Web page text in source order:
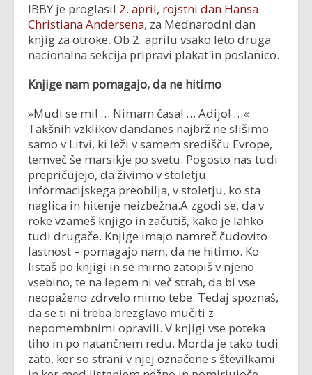
IBBY je proglasil 2. april, rojstni dan Hansa
Christiana Andersena, za Mednarodni dan
knjig za otroke. Ob 2. aprilu vsako leto druga
nacionalna sekcija pripravi plakat in poslanico.
Knjige nam pomagajo, da ne hitimo
»Mudi se mi! … Nimam časa! … Adijo! …«
Takšnih vzklikov dandanes najbrž ne slišimo
samo v Litvi, ki leži v samem središču Evrope,
temveč še marsikje po svetu. Pogosto nas tudi
prepričujejo, da živimo v stoletju
informacijskega preobilja, v stoletju, ko sta
naglica in hitenje neizbežna.A zgodi se, da v
roke vzameš knjigo in začutiš, kako je lahko
tudi drugače. Knjige imajo namreč čudovito
lastnost – pomagajo nam, da ne hitimo. Ko
listaš po knjigi in se mirno zatopiš v njeno
vsebino, te na lepem ni več strah, da bi vse
neopaženo zdrvelo mimo tebe. Tedaj spoznaš,
da se ti ni treba brezglavo mučiti z
nepomembnimi opravili. V knjigi vse poteka
tiho in po natančnem redu. Morda je tako tudi
zato, ker so strani v njej označene s številkami